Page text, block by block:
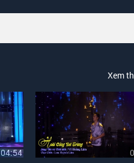
Xem
04:54